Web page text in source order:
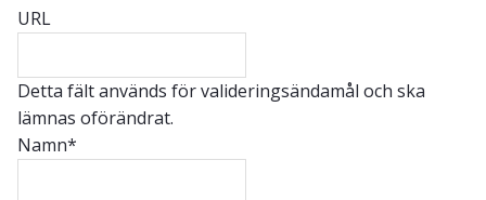
URL
Detta fält används för valideringsändamål och ska
lämnas oförändrat.
Namn*